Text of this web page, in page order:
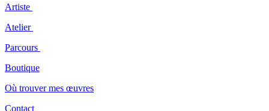
Artiste
Atelier
Parcours
Boutique
Où trouver mes œuvres
Contact